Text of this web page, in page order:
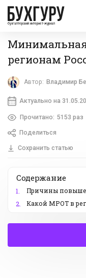
бухгалтерский интернет-журнал
Минимальная
регионам
Автор: Владимир
Актуально на
Прочитано: 5153 раз
Поделиться
Сохранить статью
Содержание
1.
Причины
2.
Какой МРОТ в